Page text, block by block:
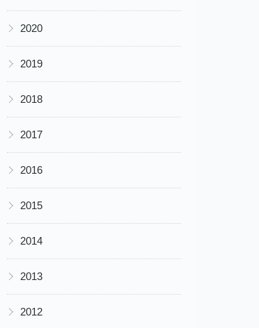
▶ 2020
▶ 2019
▶ 2018
▶ 2017
▶ 2016
▶ 2015
▶ 2014
▶ 2013
▶ 2012